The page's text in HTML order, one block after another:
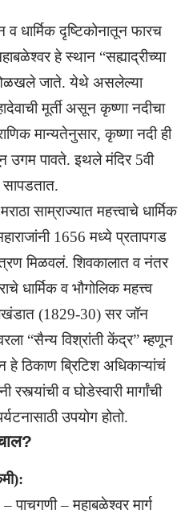
व धार्मिक दृष्टिकोनातून फारच
हे स्थान “सह्याद्रीच्या
ओळखले जाते. येथे असलेल्या
मूर्ती असून कृष्णा नदीचा
मान्यतेनुसार, कृष्णा नदी ही
उगम पावते. इथले मंदिर 5वी
साम्राज्यात महत्त्वाचे धार्मिक
1656 मध्ये प्रतापगड
मिळवलं. शिवकालात व नंतर
धार्मिक व भौगोलिक महत्त्व
(1829-30) सर जॉन
“सैन्य विश्रांती केंद्र” म्हणून
ठिकाण ब्रिटिश अधिकाऱ्यांचं
व घोडेस्वारी मार्गांची
उपयोग होतो.
पाचगणी – महाबळेश्वर मार्ग